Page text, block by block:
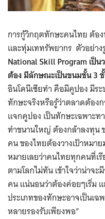
การกู้วิกฤตทักษะคนไทย ต้อ
และทุ่มเททรัพยากร ตัวอย่า
National Skill Program เป็
ต้อง มีลักษณะเป็นขนมชั้น 3
อินโดนีเซียทำ คือมีคูปอง มีร
ทักษะจริงหรือรู้ว่าตลาดต้องก
แจกคูปอง เป็นทักษะเฉพาะ
ทำขนานใหญ่ ต้องกล้าลงทุน
คน ของไทยต้องวางเป้าหมา
หมายเลยว่าคนไทยทุกคนที่เ
ตามโลกไม่ทัน เข้าใจว่าน่าจ
คน แน่นอนว่าต้องค่อยๆเริ่ม แ
ประเภทของทักษะอาจเป็นเ
หลายรองรับเพียงพอ”